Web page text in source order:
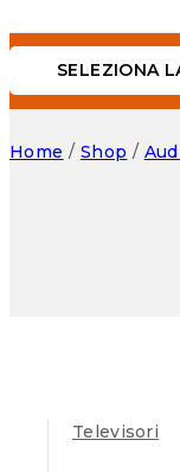
SELEZIONA
Home / Shop /
Televisori